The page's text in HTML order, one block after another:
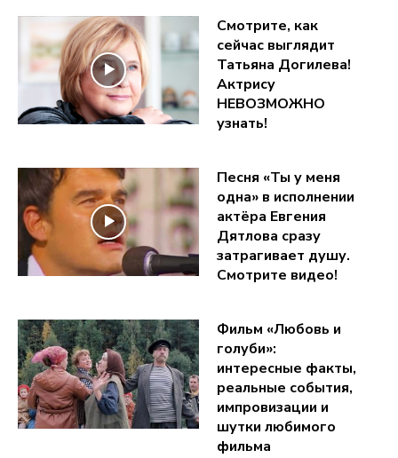
Смотрите, как
сейчас выглядит
Татьяна Догилева!
Актрису
НЕВОЗМОЖНО
узнать!
Песня «Ты у меня
одна» в исполнении
актёра Евгения
Дятлова сразу
затрагивает душу.
Смотрите видео!
Фильм «Любовь и
голуби»:
интересные факты,
реальные события,
импровизации и
шутки любимого
фильма